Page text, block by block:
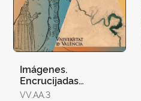
Imágenes.
Encrucijadas
Interdisciplinares
VV.AA.3